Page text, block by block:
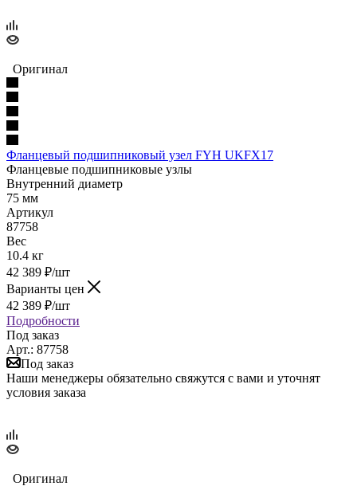
Оригинал
Фланцевый подшипниковый узел FYH UKFX17
Фланцевые подшипниковые узлы
Внутренний диаметр
75 мм
Артикул
87758
Вес
10.4 кг
42 389 ₽/шт
Варианты цен
42 389 ₽/шт
Подробности
Под заказ
Арт.: 87758
Под заказ
Наши менеджеры обязательно свяжутся с вами и уточнят
условия заказа
Оригинал